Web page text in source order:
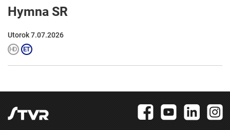
Hymna SR
Utorok 7.07.2026